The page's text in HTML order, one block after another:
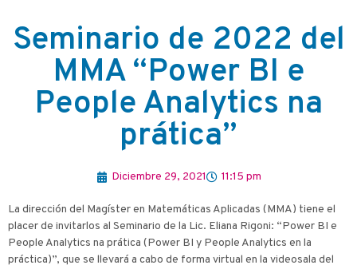
Seminario de 2022 del
MMA “Power BI e
People Analytics na
prática”
Diciembre 29, 2021 11:15 pm
La dirección del Magíster en Matemáticas Aplicadas (MMA) tiene el
placer de invitarlos al Seminario de la Lic. Eliana Rigoni: “Power BI e
People Analytics na prática (Power BI y People Analytics en la
práctica)”, que se llevará a cabo de forma virtual en la videosala del